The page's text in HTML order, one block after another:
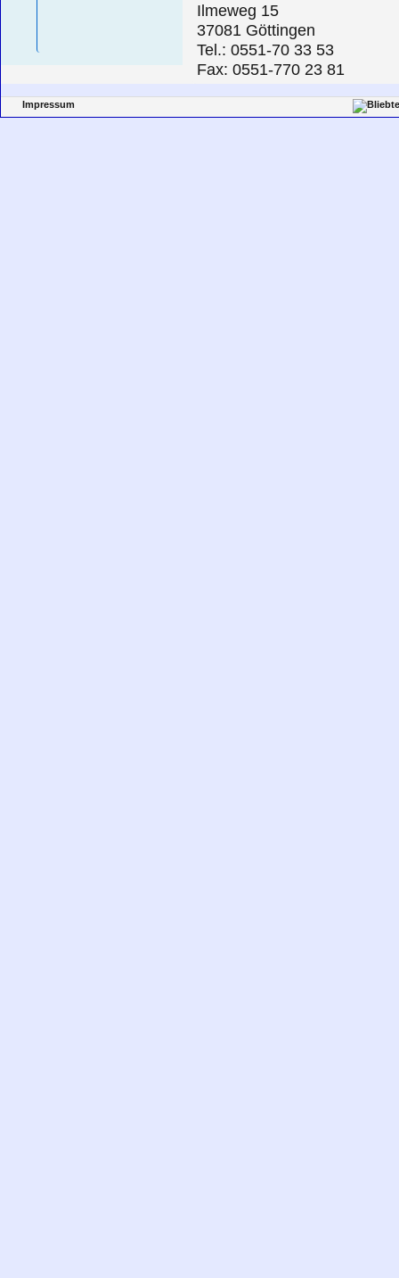
Ilmeweg 15
37081 Göttingen
Tel.: 0551-70 33 53
Fax: 0551-770 23 81
Impressum